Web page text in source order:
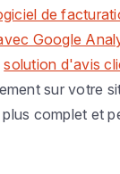
de
Google
solution d'avis
sur votre
complet et